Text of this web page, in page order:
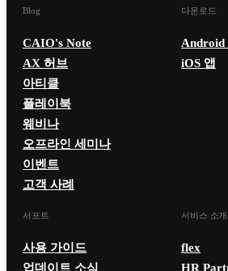
Blog
CAIO's Note
AX 허브
아티클
플레이북
웨비나
오프라인 세미나
이벤트
고객 사례
다운로드
Android
iOS 앱
서포트
사용 가이드
업데이트 소식
서비스 소
flex
HR